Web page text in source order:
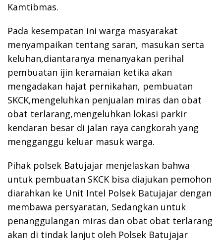
Kamtibmas.
Pada kesempatan ini warga masyarakat
menyampaikan tentang saran, masukan serta
keluhan,diantaranya menanyakan perihal
pembuatan ijin keramaian ketika akan
mengadakan hajat pernikahan, pembuatan
SKCK,mengeluhkan penjualan miras dan obat
obat terlarang,mengeluhkan lokasi parkir
kendaran besar di jalan raya cangkorah yang
mengganggu keluar masuk warga.
Pihak polsek Batujajar menjelaskan bahwa
untuk pembuatan SKCK bisa diajukan pemohon
diarahkan ke Unit Intel Polsek Batujajar dengan
membawa persyaratan, Sedangkan untuk
penanggulangan miras dan obat obat terlarang
akan di tindak lanjut oleh Polsek Batujajar